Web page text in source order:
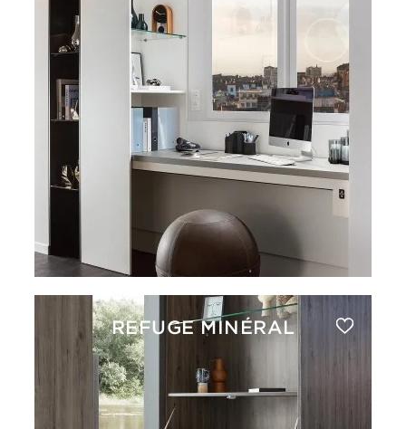
REFUGE MINÉRAL